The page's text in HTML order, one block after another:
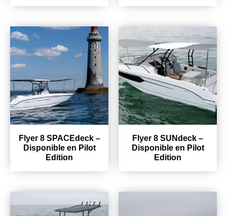
Flyer 8 SPACEdeck –
Disponible en Pilot
Edition
Flyer 8 SUNdeck –
Disponible en Pilot
Edition